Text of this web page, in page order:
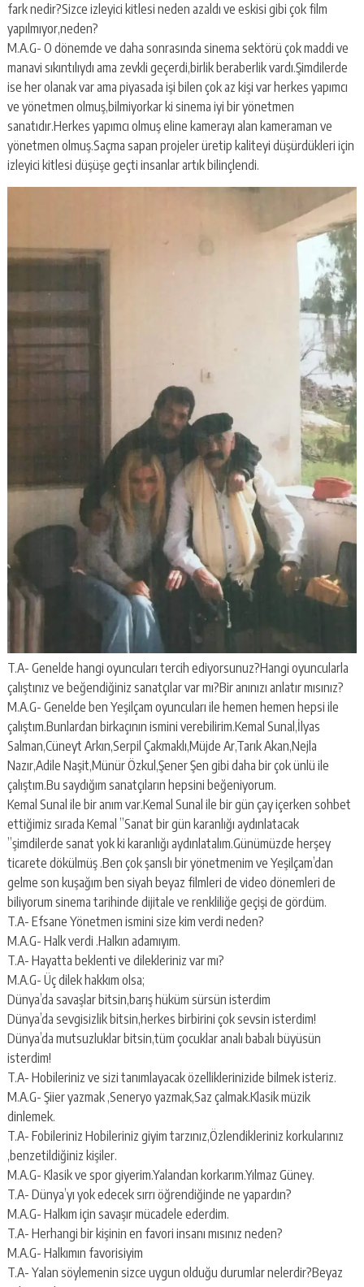
fark nedir?Sizce izleyici kitlesi neden azaldı ve eskisi gibi çok film
yapılmıyor,neden?
M.A.G- O dönemde ve daha sonrasında sinema sektörü çok maddi ve
manavi sıkıntılıydı ama zevkli geçerdi,birlik beraberlik vardı.Şimdilerde
ise her olanak var ama piyasada işi bilen çok az kişi var herkes yapımcı
ve yönetmen olmuş,bilmiyorkar ki sinema iyi bir yönetmen
sanatıdır.Herkes yapımcı olmuş eline kamerayı alan kameraman ve
yönetmen olmuş.Saçma sapan projeler üretip kaliteyi düşürdükleri için
izleyici kitlesi düşüşe geçti insanlar artık bilinçlendi.
T.A- Genelde hangi oyuncuları tercih ediyorsunuz?Hangi oyuncularla
çalıştınız ve beğendiğiniz sanatçılar var mı?Bir anınızı anlatır mısınız?
M.A.G- Genelde ben Yeşilçam oyuncuları ile hemen hemen hepsi ile
çalıştım.Bunlardan birkaçının ismini verebilirim.Kemal Sunal,İlyas
Salman,Cüneyt Arkın,Serpil Çakmaklı,Müjde Ar,Tarık Akan,Nejla
Nazır,Adile Naşit,Münür Özkul,Şener Şen gibi daha bir çok ünlü ile
çalıştım.Bu saydığım sanatçıların hepsini beğeniyorum.
Kemal Sunal ile bir anım var.Kemal Sunal ile bir gün çay içerken sohbet
ettiğimiz sırada Kemal ”Sanat bir gün karanlığı aydınlatacak
”şimdilerde sanat yok ki karanlığı aydınlatalım.Günümüzde herşey
ticarete dökülmüş .Ben çok şanslı bir yönetmenim ve Yeşilçam’dan
gelme son kuşağım ben siyah beyaz filmleri de video dönemleri de
biliyorum sinema tarihinde dijitale ve renkliliğe geçişi de gördüm.
T.A- Efsane Yönetmen ismini size kim verdi neden?
M.A.G- Halk verdi .Halkın adamıyım.
T.A- Hayatta beklenti ve dilekleriniz var mı?
M.A.G- Üç dilek hakkım olsa;
Dünya’da savaşlar bitsin,barış hüküm sürsün isterdim
Dünya’da sevgisizlik bitsin,herkes birbirini çok sevsin isterdim!
Dünya’da mutsuzluklar bitsin,tüm çocuklar analı babalı büyüsün
isterdim!
T.A- Hobileriniz ve sizi tanımlayacak özelliklerinizide bilmek isteriz.
M.A.G- Şiier yazmak ,Seneryo yazmak,Saz çalmak.Klasik müzik
dinlemek.
T.A- Fobileriniz Hobileriniz giyim tarzınız,Özlendikleriniz korkularınız
,benzetildiğiniz kişiler.
M.A.G- Klasik ve spor giyerim.Yalandan korkarım.Yılmaz Güney.
T.A- Dünya’yı yok edecek sırrı öğrendiğinde ne yapardın?
M.A.G- Halkım için savaşır mücadele ederdim.
T.A- Herhangi bir kişinin en favori insanı mısınız neden?
M.A.G- Halkımın favorisiyim
T.A- Yalan söylemenin sizce uygun olduğu durumlar nelerdir?Beyaz